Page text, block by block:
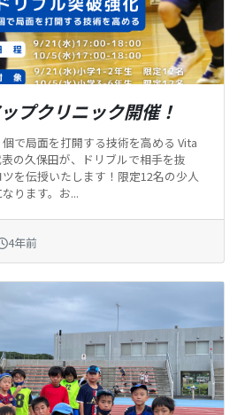
プクリニック開催！
個で局面を打開する技術を高める Vita
の久保田が、ドリブルで相手を抜
を伝授いたします！限定12名の少人
ります。お...
4年前